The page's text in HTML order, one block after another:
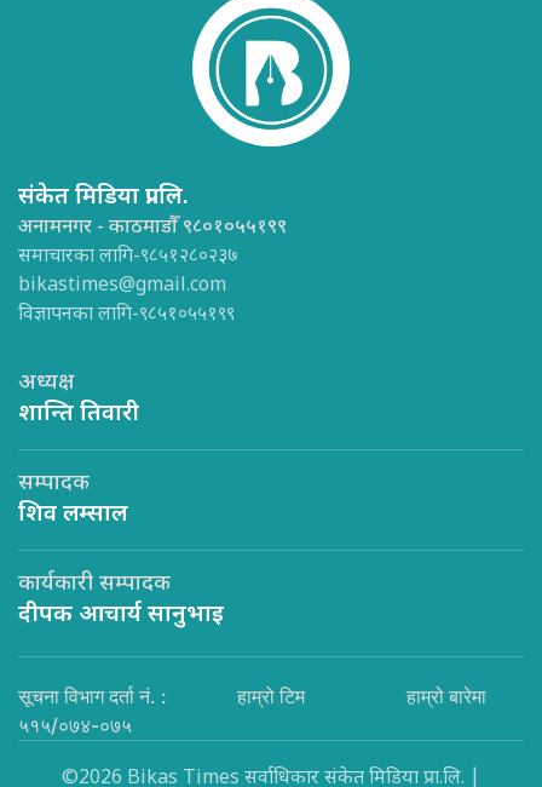
संकेत मिडिया प्रा.लि.
अनामनगर - काठमाडौँ ९८०१०५५१९९
समाचारका लागि-९८५१२८०२३७
bikastimes@gmail.com
विज्ञापनका लागि-९८५१०५५१९९
अध्यक्ष
शान्ति तिवारी
सम्पादक
शिव लम्साल
कार्यकारी सम्पादक
दीपक आचार्य सानुभाइ
सूचना विभाग दर्ता नं. :
५१५/०७४-०७५
हाम्रो टिम हाम्रो बारेमा
©2026 Bikas Times सर्वाधिकार संकेत मिडिया प्रा.लि. |